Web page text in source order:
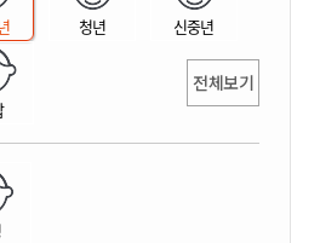
청년 신중년
전체보기